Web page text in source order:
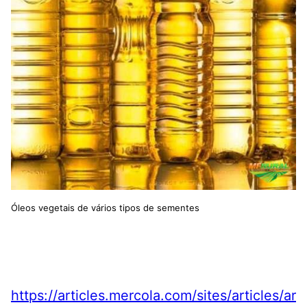
Óleos vegetais de vários tipos de sementes
https://articles.mercola.com/sites/articles/ar